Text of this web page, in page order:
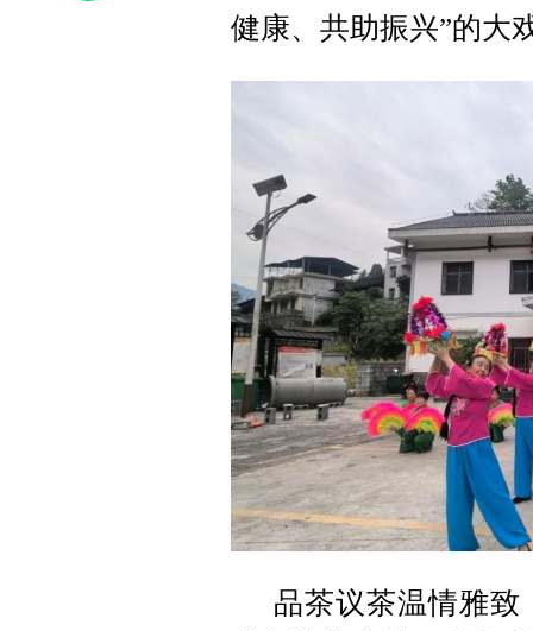
健康、共助振兴”的大
品茶议茶温情雅